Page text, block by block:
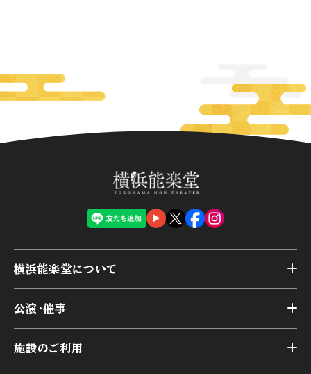
横浜能楽堂について
横浜能楽堂が取り組んだ事業
能舞台の歴史と特徴
公演・催事
施設のご利用